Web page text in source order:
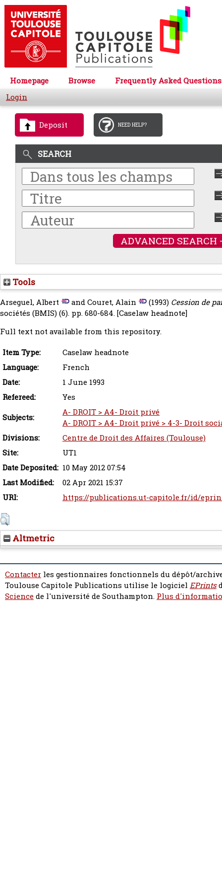
Homepage Browse
Frequently Asked Questions
Login
Deposit NEED HELP?
SEARCH
ADVANCED SEARCH
Tools
Arseguel, Albert andCouret, Alain (1993) Cession de
sociétés (BMIS) (6). pp. 680-684.[Caselaw headnote]
Full text not available from this repository.
Item Type:
Caselaw headnote
Language:
French
Date:
1 June 1993
Refereed:
Yes
Subjects:
A- DROIT > A4- Droit privé
A- DROIT > A4- Droit privé > 4-3- Droit
Divisions:
Centre de Droit des Affaires (Toulouse)
Site:
UT1
Date Deposited: 10 May 2012 07:54
Last Modified:
02 Apr 2021 15:37
URI:
https://publications.ut-capitole.fr/id/
Altmetric
Contacter les gestionnaires fonctionnels du dépôt/
Toulouse Capitole Publications utilise le logiciel EPrints
Sciencede l'université de Southampton. Plus